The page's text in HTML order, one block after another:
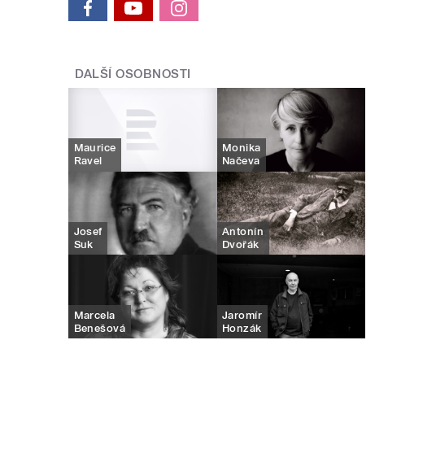
DALŠÍ OSOBNOSTI
Maurice
Ravel
Monika
Načeva
Josef
Suk
Antonín
Dvořák
Marcela
Benešová
Jaromír
Honzák